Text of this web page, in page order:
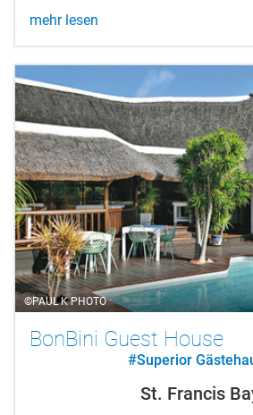
mehr lesen
©PAUL K PHOTO
BonBini Guest House
#Superior
St. Francis